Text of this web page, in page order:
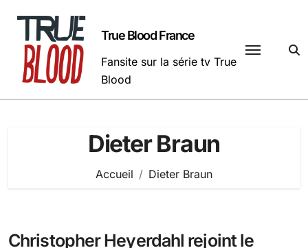
contenu
True Blood France
Fansite sur la série tv True
Blood
Dieter Braun
Accueil Dieter Braun
Christopher Heyerdahl rejoint le